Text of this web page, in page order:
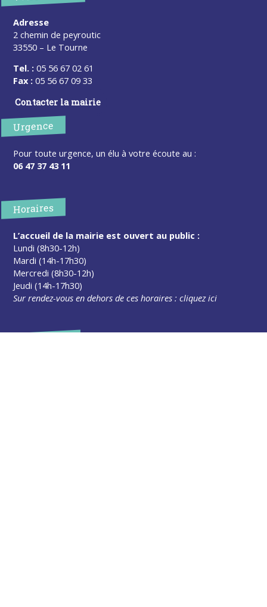
Adresse
2 chemin de peyroutic
33550 – Le Tourne
Tel. : 05 56 67 02 61
Fax : 05 56 67 09 33
Contacter la mairie
Urgence
Pour toute urgence, un élu à votre écoute au :
06 47 37 43 11
Horaires
L’accueil de la mairie est ouvert au public :
Lundi (8h30-12h)
Mardi (14h-17h30)
Mercredi (8h30-12h)
Jeudi (14h-17h30)
Sur rendez-vous en dehors de ces horaires :cliquez ici